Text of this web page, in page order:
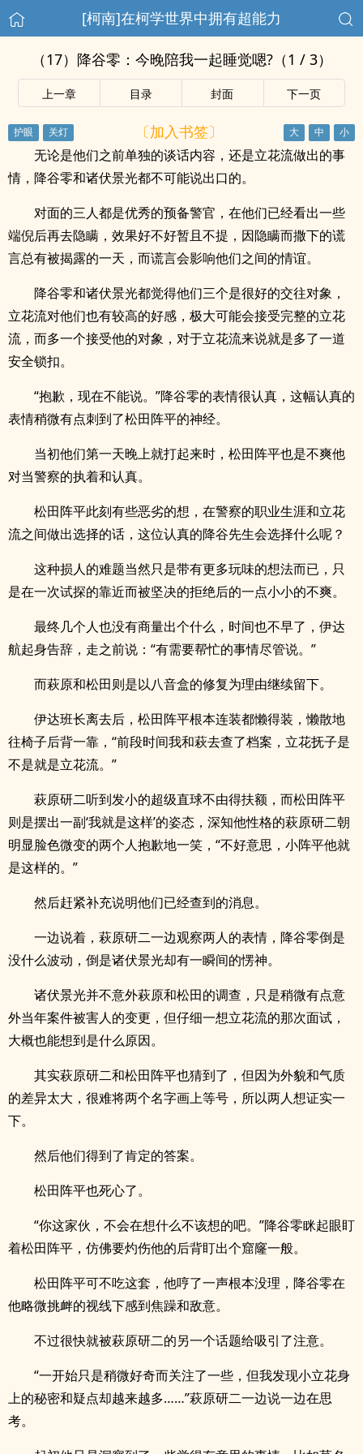
[柯南]在柯学世界中拥有超能力
（17）降谷零：今晚陪我一起睡觉嗯?（1 / 3）
上一章 目录 封面 下一页
〔加入书签〕
无论是他们之前单独的谈话内容，还是立花流做出的事
情，降谷零和诸伏景光都不可能说出口的。
对面的三人都是优秀的预备警官，在他们已经看出一些
端倪后再去隐瞒，效果好不好暂且不提，因隐瞒而撒下的谎
言总有被揭露的一天，而谎言会影响他们之间的情谊。
降谷零和诸伏景光都觉得他们三个是很好的交往对象，
立花流对他们也有较高的好感，极大可能会接受完整的立花
流，而多一个接受他的对象，对于立花流来说就是多了一道
安全锁扣。
“抱歉，现在不能说。”降谷零的表情很认真，这幅认真的
表情稍微有点刺到了松田阵平的神经。
当初他们第一天晚上就打起来时，松田阵平也是不爽他
对当警察的执着和认真。
松田阵平此刻有些恶劣的想，在警察的职业生涯和立花
流之间做出选择的话，这位认真的降谷先生会选择什么呢？
这种损人的难题当然只是带有更多玩味的想法而已，只
是在一次试探的靠近而被坚决的拒绝后的一点小小的不爽。
最终几个人也没有商量出个什么，时间也不早了，伊达
航起身告辞，走之前说：“有需要帮忙的事情尽管说。”
而萩原和松田则是以八音盒的修复为理由继续留下。
伊达班长离去后，松田阵平根本连装都懒得装，懒散地
往椅子后背一靠，“前段时间我和萩去查了档案，立花抚子是
不是就是立花流。”
萩原研二听到发小的超级直球不由得扶额，而松田阵平
则是摆出一副‘我就是这样’的姿态，深知他性格的萩原研二朝
明显脸色微变的两个人抱歉地一笑，“不好意思，小阵平他就
是这样的。”
然后赶紧补充说明他们已经查到的消息。
一边说着，萩原研二一边观察两人的表情，降谷零倒是
没什么波动，倒是诸伏景光却有一瞬间的愣神。
诸伏景光并不意外萩原和松田的调查，只是稍微有点意
外当年案件被害人的变更，但仔细一想立花流的那次面试，
大概也能想到是什么原因。
其实萩原研二和松田阵平也猜到了，但因为外貌和气质
的差异太大，很难将两个名字画上等号，所以两人想证实一
下。
然后他们得到了肯定的答案。
松田阵平也死心了。
“你这家伙，不会在想什么不该想的吧。”降谷零眯起眼盯
着松田阵平，仿佛要灼伤他的后背盯出个窟窿一般。
松田阵平可不吃这套，他哼了一声根本没理，降谷零在
他略微挑衅的视线下感到焦躁和敌意。
不过很快就被萩原研二的另一个话题给吸引了注意。
“一开始只是稍微好奇而关注了一些，但我发现小立花身
上的秘密和疑点却越来越多……”萩原研二一边说一边在思
考。